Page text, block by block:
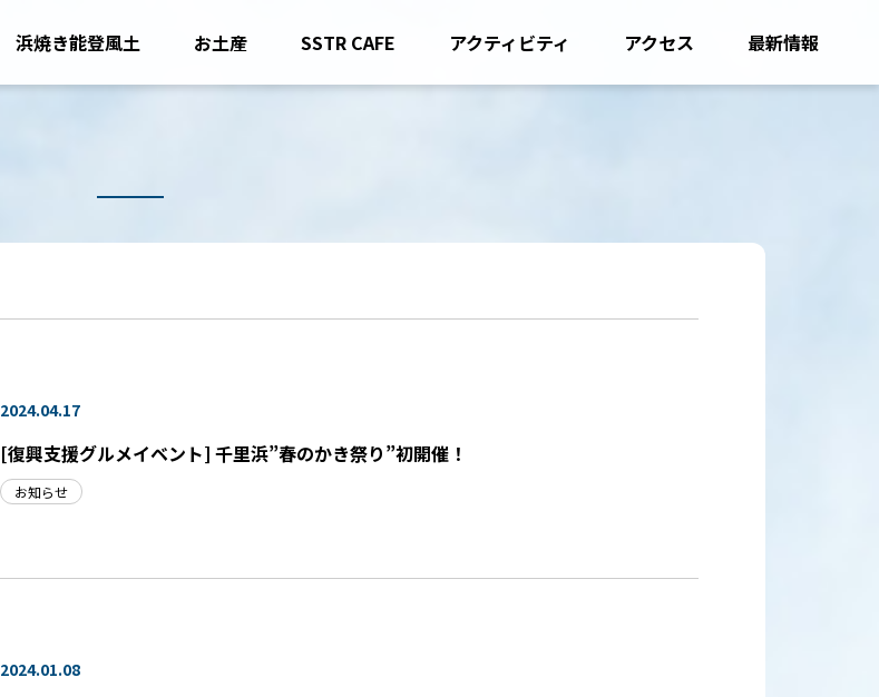
浜焼き能登風土 お土産 SSTR CAFE アクティビティ アクセス 最新情報
2024.04.17
[復興支援グルメイベント] 千里浜”春のかき祭り”初開催！
お知らせ
2024.01.08